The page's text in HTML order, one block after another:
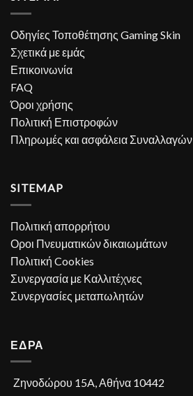
Οδηγίες Τοποθέτησης Gaming Skin
Σχετικά με εμάς
Επικοινωνία
FAQ
Όροι χρήσης
Πολιτική Επιστροφών
Πληρωμές και ασφάλεια Συναλλαγών
SITEMAP
Πολιτική απορρήτου
Οροι Πνευματικών δικαιωμάτων
Πολιτική Cookies
Συνεργασία με Καλλιτέχνες
Συνεργασίες μεταπωλητών
ΕΔΡΑ
Ζηνοδώρου 15A, Αθήνα 10442